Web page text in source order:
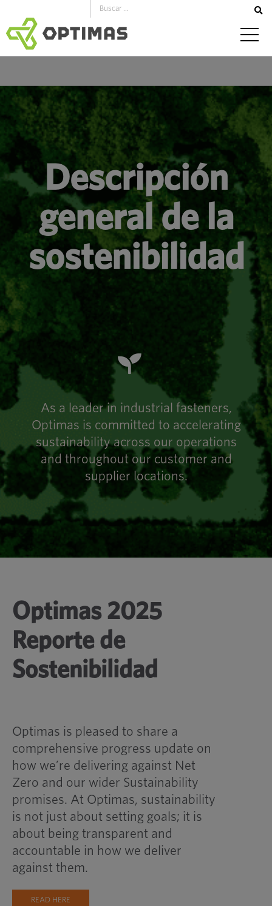
al
contenido
Descripción
general de la
sostenibilidad
As a leader in industrial fasteners,
Optimas is committed to accelerating
sustainability across our operations
and throughout our customer and
supplier locations.
Optimas 2025
Reporte de
Sostenibilidad
Optimas is pleased to share a
comprehensive progress update on
how we’re delivering against Net
Zero and our wider Sustainability
promises. At Optimas, sustainability
is not just about setting goals; it is
about being transparent and
accountable in how we deliver
against them.
READ HERE